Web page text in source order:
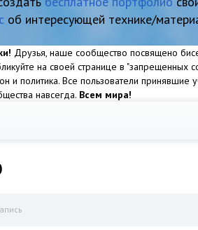
об интересующей технике/
Друзья, наше сообщество посвящено
на своей странице в
и политика. Все пользователи
навсегда. Всем мира!